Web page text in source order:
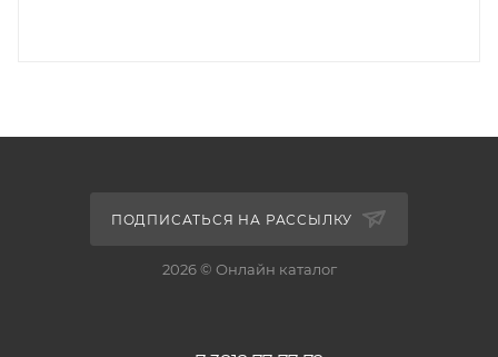
ПОДПИСАТЬСЯ НА РАССЫЛКУ
2026 © Онлайн каталог